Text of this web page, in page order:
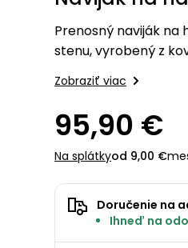
Prenosný naviják na
stenu, vyrobený z
Zobraziť viac
95,90 €
Na splátkyod 9,00 €
Doručenie na
Ihneď na